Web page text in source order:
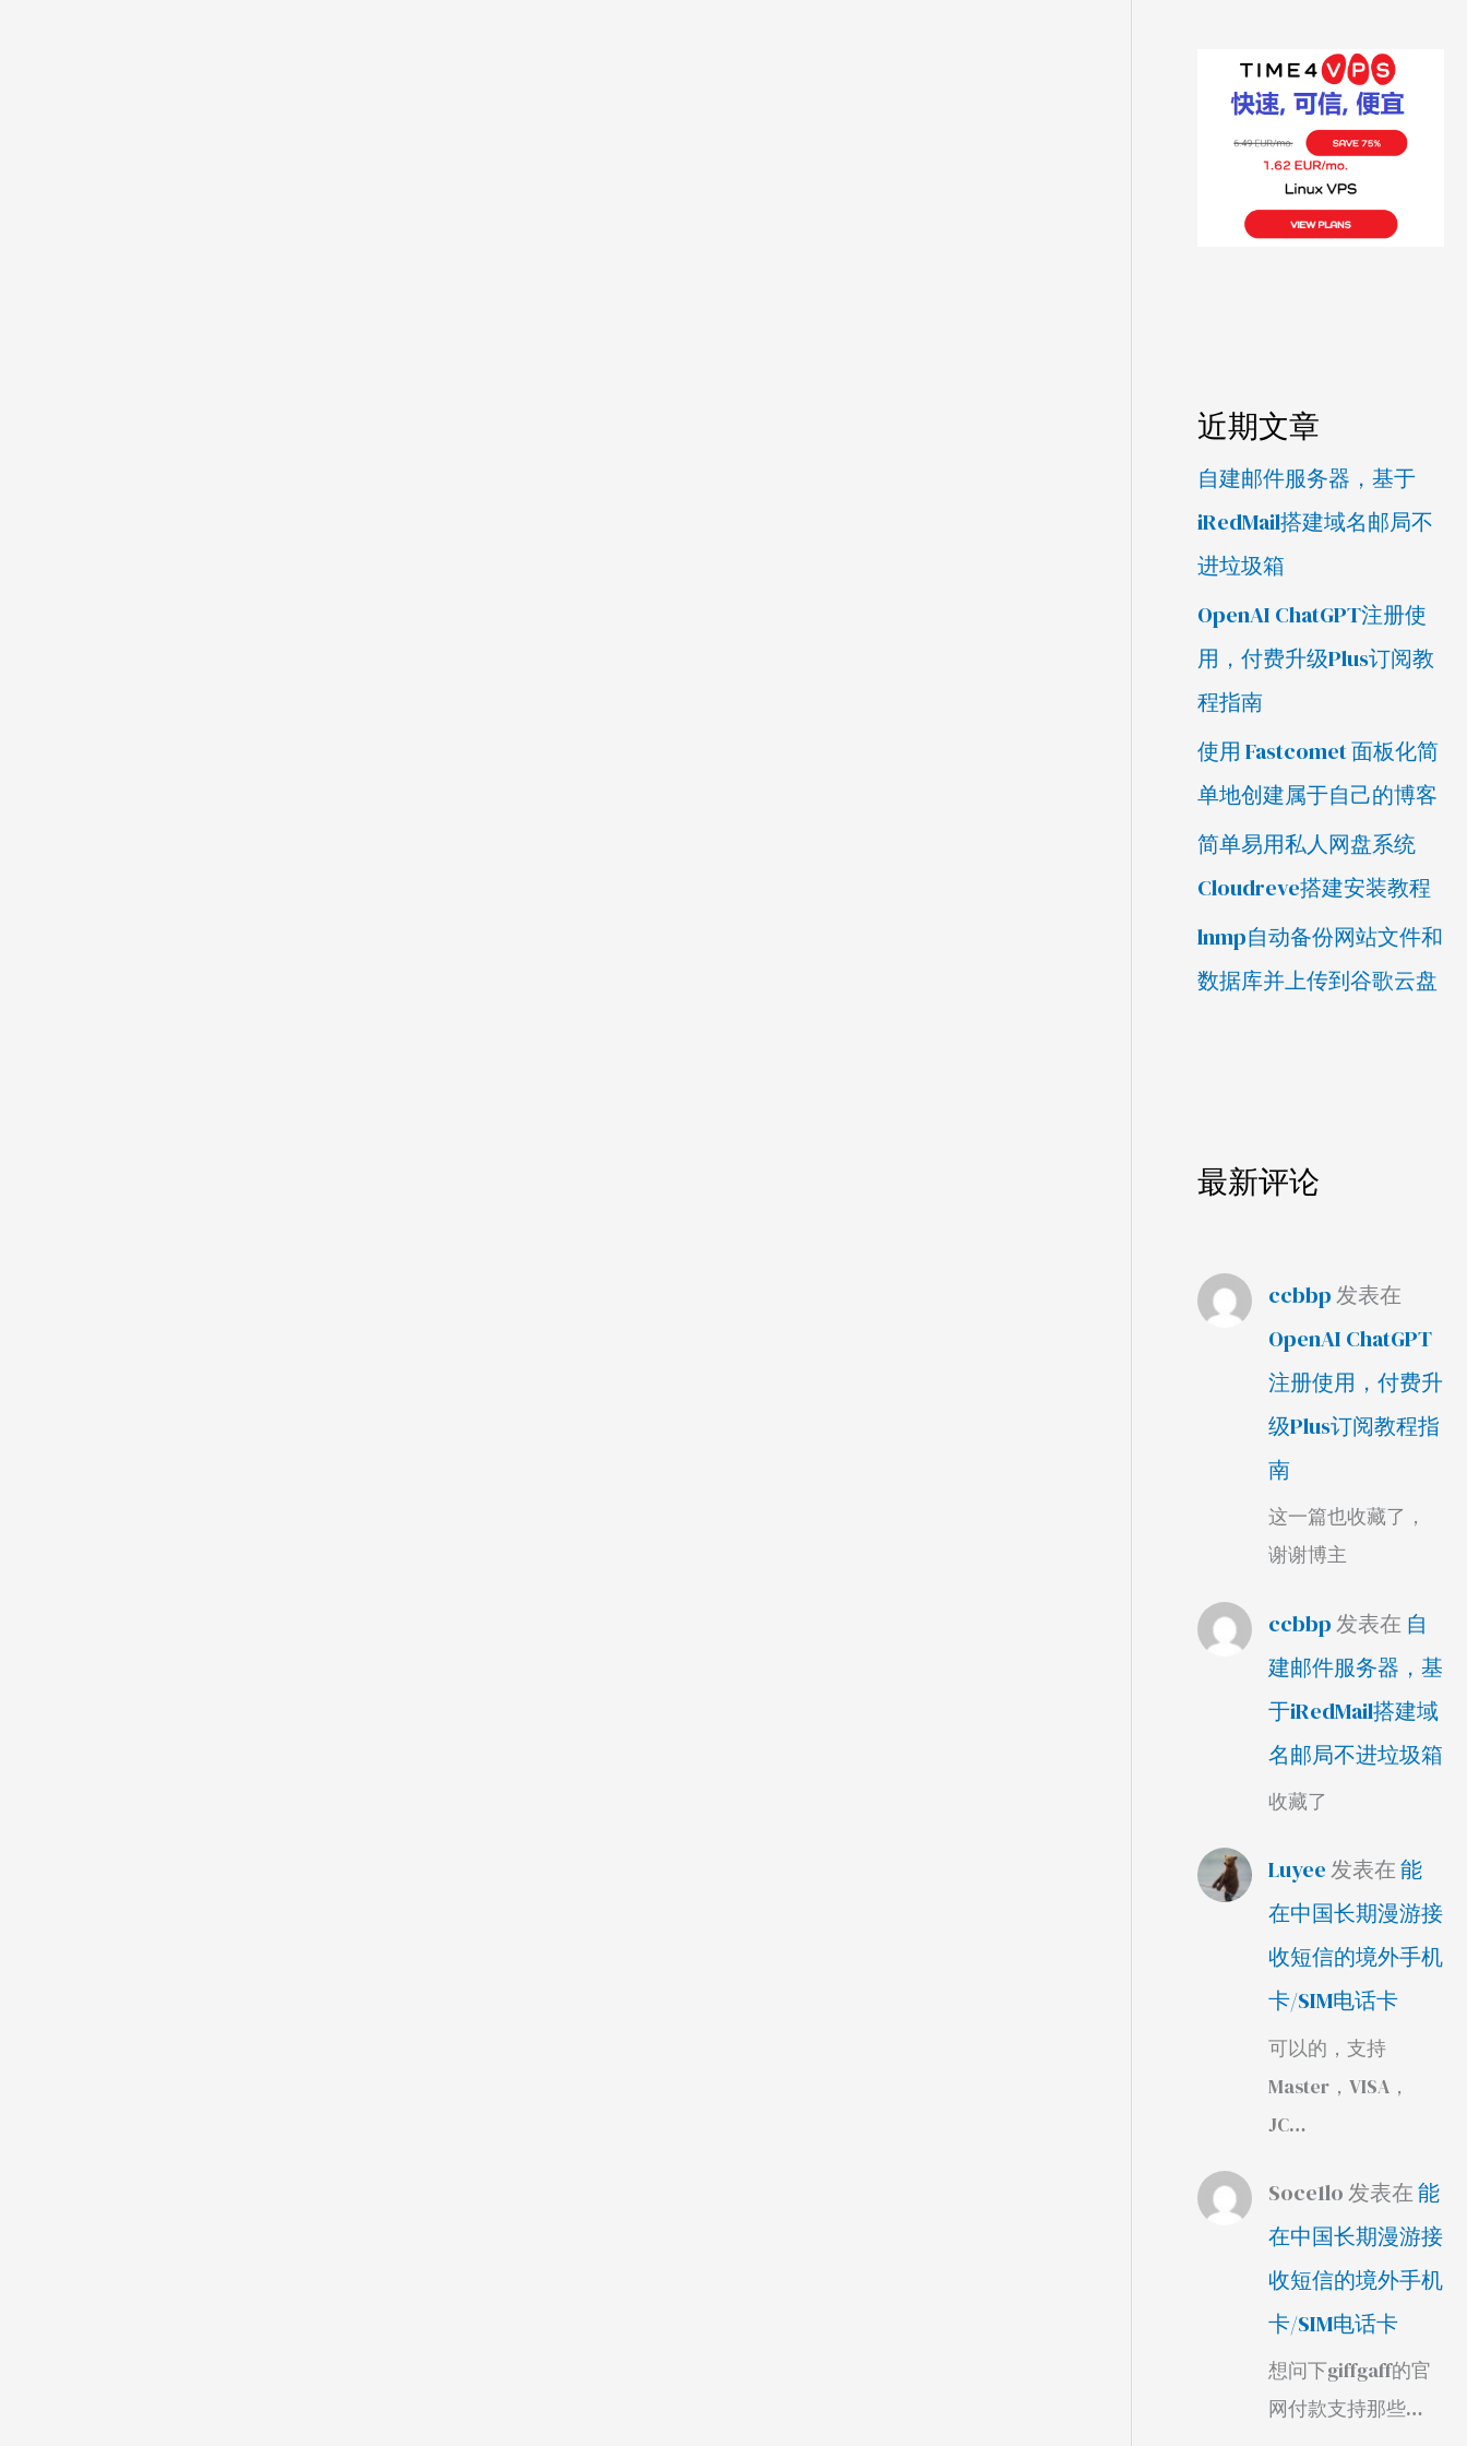
近期文章
自建邮件服务器，基于
iRedMail搭建域名邮局不
进垃圾箱
OpenAI ChatGPT注册使
用，付费升级Plus订阅教
程指南
使用 Fastcomet 面板化简
单地创建属于自己的博客
简单易用私人网盘系统
Cloudreve搭建安装教程
lnmp自动备份网站文件和
数据库并上传到谷歌云盘
最新评论
ccbbp发表在
OpenAI ChatGPT
注册使用，付费升
级Plus订阅教程指
南
这一篇也收藏了，
谢谢博主
ccbbp发表在 自
建邮件服务器，基
于iRedMail搭建域
名邮局不进垃圾箱
收藏了
Luyee发表在能
在中国长期漫游接
收短信的境外手机
卡/SIM电话卡
可以的，支持
Master，VISA，
JC…
Soce1lo发表在能
在中国长期漫游接
收短信的境外手机
卡/SIM电话卡
想问下giffgaff的官
网付款支持那些…